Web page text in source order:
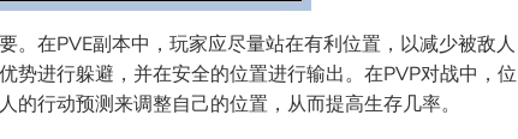
。在PVE副本中，玩家应尽量站在有利位置，以减少被敌人
势进行躲避，并在安全的位置进行输出。在PVP对战中，位
的行动预测来调整自己的位置，从而提高生存几率。